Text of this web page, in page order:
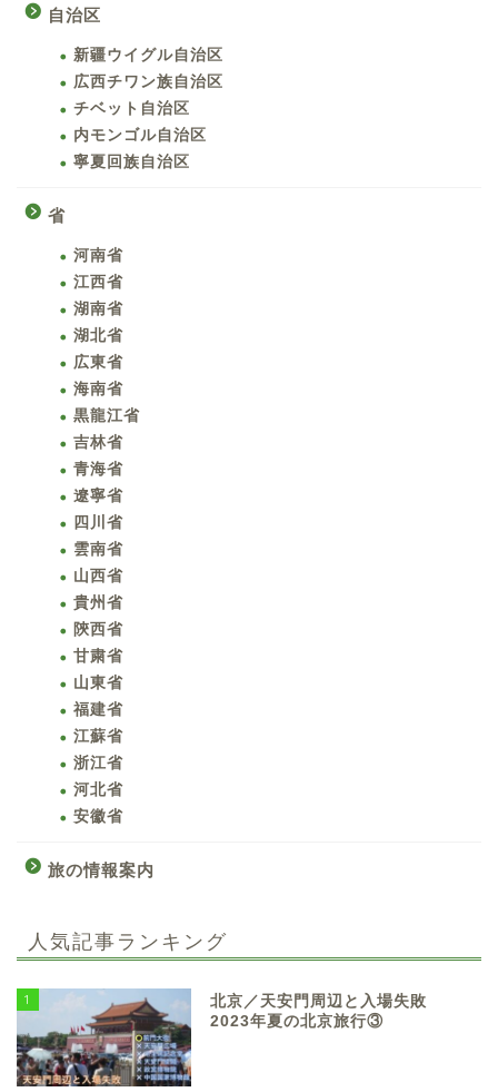
自治区
新疆ウイグル自治区
広西チワン族自治区
チベット自治区
内モンゴル自治区
寧夏回族自治区
省
河南省
江西省
湖南省
湖北省
広東省
海南省
黒龍江省
吉林省
青海省
遼寧省
四川省
雲南省
山西省
貴州省
陝西省
甘粛省
山東省
福建省
江蘇省
浙江省
河北省
安徽省
旅の情報案内
人気記事ランキング
1
北京／天安門周辺と入場失敗
2023年夏の北京旅行③